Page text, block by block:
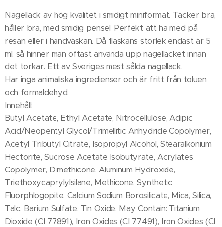
Nagellack av hög kvalitet i smidigt miniformat. Täcker bra,
håller bra, med smidig pensel. Perfekt att ha med på
resan eller i handväskan. Då flaskans storlek endast är 5
ml, så hinner man oftast använda upp nagellacket innan
det torkar. Ett av Sveriges mest sålda nagellack.
Har inga animaliska ingredienser och är fritt från toluen
och formaldehyd.
Innehåll:
Butyl Acetate, Ethyl Acetate, Nitrocellulöse, Adipic
Acid/Neopentyl Glycol/Trimellitic Anhydride Copolymer,
Acetyl Tributyl Citrate, Isopropyl Alcohol, Stearalkonium
Hectorite, Sucrose Acetate Isobutyrate, Acrylates
Copolymer, Dimethicone, Aluminum Hydroxide,
Triethoxycaprylylsilane, Methicone, Synthetic
Fluorphlogopite, Calcium Sodium Borosilicate, Mica, Silica,
Talc, Barium Sulfate, Tin Oxide. May Contain: Titanium
Dioxide (CI 77891), Iron Oxides (CI 77491), Iron Oxides (CI